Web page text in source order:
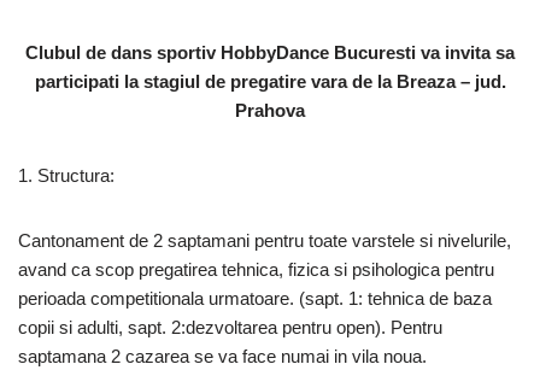
b
o
k
dI
n
t
A
p
p
a
m
Li
n
a
z
Clubul de dans sportiv HobbyDance Bucuresti va invita sa
participati la stagiul de pregatire vara de la Breaza – jud.
Prahova
1. Structura:
Cantonament de 2 saptamani pentru toate varstele si nivelurile,
avand ca scop pregatirea tehnica, fizica si psihologica pentru
perioada competitionala urmatoare. (sapt. 1: tehnica de baza
copii si adulti, sapt. 2:dezvoltarea pentru open). Pentru
saptamana 2 cazarea se va face numai in vila noua.